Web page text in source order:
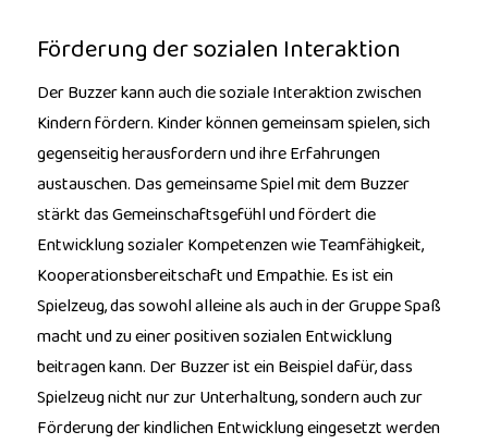
Förderung der sozialen Interaktion
Der Buzzer kann auch die soziale Interaktion zwischen
Kindern fördern. Kinder können gemeinsam spielen, sich
gegenseitig herausfordern und ihre Erfahrungen
austauschen. Das gemeinsame Spiel mit dem Buzzer
stärkt das Gemeinschaftsgefühl und fördert die
Entwicklung sozialer Kompetenzen wie Teamfähigkeit,
Kooperationsbereitschaft und Empathie. Es ist ein
Spielzeug, das sowohl alleine als auch in der Gruppe Spaß
macht und zu einer positiven sozialen Entwicklung
beitragen kann. Der Buzzer ist ein Beispiel dafür, dass
Spielzeug nicht nur zur Unterhaltung, sondern auch zur
Förderung der kindlichen Entwicklung eingesetzt werden